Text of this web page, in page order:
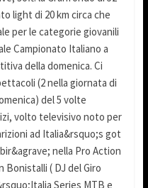
light di 20 km circa che
per le categorie giovanili
Campionato Italiano a
della domenica. Ci
(2 nella giornata di
del 5 volte
volto televisivo noto per
ad Italia&rsquo;s got
nella Pro Action
Bonistalli ( DJ del Giro
Series MTB e